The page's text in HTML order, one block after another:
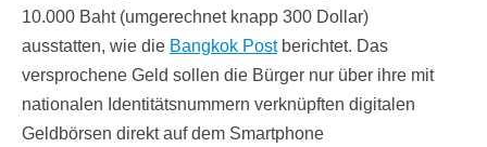
10.000 Baht (umgerechnet knapp 300 Dollar)
ausstatten, wie die Bangkok Postberichtet. Das
versprochene Geld sollen die Bürger nur über ihre mit
nationalen Identitätsnummern verknüpften digitalen
Geldbörsen direkt auf dem Smartphone